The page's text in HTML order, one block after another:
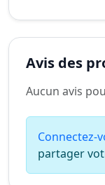
Avis des
Aucun avis
Connectez-
partager